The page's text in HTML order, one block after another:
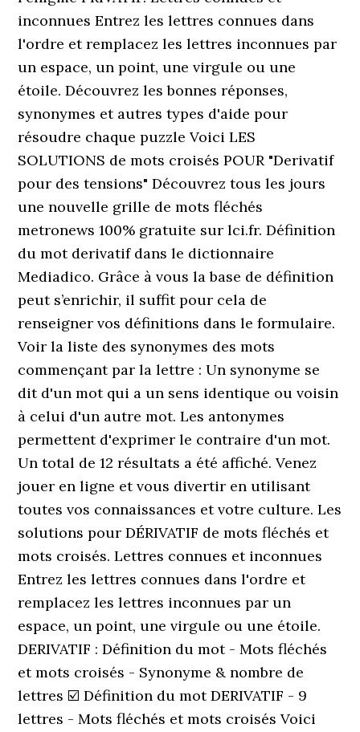
inconnues Entrez les lettres connues dans
l'ordre et remplacez les lettres inconnues par
un espace, un point, une virgule ou une
étoile. Découvrez les bonnes réponses,
synonymes et autres types d'aide pour
résoudre chaque puzzle Voici LES
SOLUTIONS de mots croisés POUR "Derivatif
pour des tensions" Découvrez tous les jours
une nouvelle grille de mots fléchés
metronews 100% gratuite sur lci.fr. Définition
du mot derivatif dans le dictionnaire
Mediadico. Grâce à vous la base de définition
peut s’enrichir, il suffit pour cela de
renseigner vos définitions dans le formulaire.
Voir la liste des synonymes des mots
commençant par la lettre : Un synonyme se
dit d'un mot qui a un sens identique ou voisin
à celui d'un autre mot. Les antonymes
permettent d'exprimer le contraire d'un mot.
Un total de 12 résultats a été affiché. Venez
jouer en ligne et vous divertir en utilisant
toutes vos connaissances et votre culture. Les
solutions pour DÉRIVATIF de mots fléchés et
mots croisés. Lettres connues et inconnues
Entrez les lettres connues dans l'ordre et
remplacez les lettres inconnues par un
espace, un point, une virgule ou une étoile.
DERIVATIF : Définition du mot - Mots fléchés
et mots croisés - Synonyme & nombre de
lettres ☑️ Définition du mot DERIVATIF - 9
lettres - Mots fléchés et mots croisés Voici